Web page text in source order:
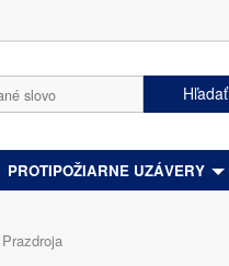
Hľadať
PROTIPOŽIARNE UZÁVERY